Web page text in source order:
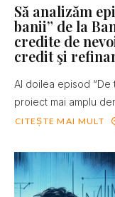
Să analizăm
banii” de la
credite de
credit şi
Al doilea episod “De
proiect mai amplu
CITEȘTE MAI MULT